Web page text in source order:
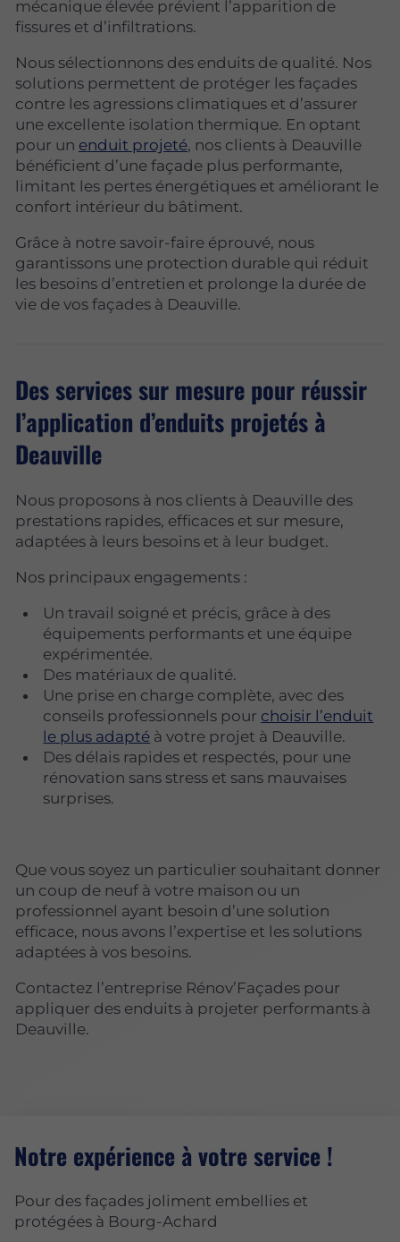
mécanique élevée prévient l’apparition de
fissures et d’infiltrations.
Nous sélectionnons des enduits de qualité. Nos
solutions permettent de protéger les façades
contre les agressions climatiques et d’assurer
une excellente isolation thermique. En optant
pour un enduit projeté, nos clients à Deauville
bénéficient d’une façade plus performante,
limitant les pertes énergétiques et améliorant le
confort intérieur du bâtiment.
Grâce à notre savoir-faire éprouvé, nous
garantissons une protection durable qui réduit
les besoins d’entretien et prolonge la durée de
vie de vos façades à Deauville.
Des services sur mesure pour réussir
l’application d’enduits projetés à
Deauville
Nous proposons à nos clients à Deauville des
prestations rapides, efficaces et sur mesure,
adaptées à leurs besoins et à leur budget.
Nos principaux engagements :
Un travail soigné et précis, grâce à des
équipements performants et une équipe
expérimentée.
Des matériaux de qualité.
Une prise en charge complète, avec des
conseils professionnels pour choisir l’enduit
le plus adapté à votre projet à Deauville.
Des délais rapides et respectés, pour une
rénovation sans stress et sans mauvaises
surprises.
Que vous soyez un particulier souhaitant donner
un coup de neuf à votre maison ou un
professionnel ayant besoin d’une solution
efficace, nous avons l’expertise et les solutions
adaptées à vos besoins.
Contactez l’entreprise Rénov’Façades pour
appliquer des enduits à projeter performants à
Deauville.
Notre expérience à votre service !
Pour des façades joliment embellies et
protégées à Bourg-Achard